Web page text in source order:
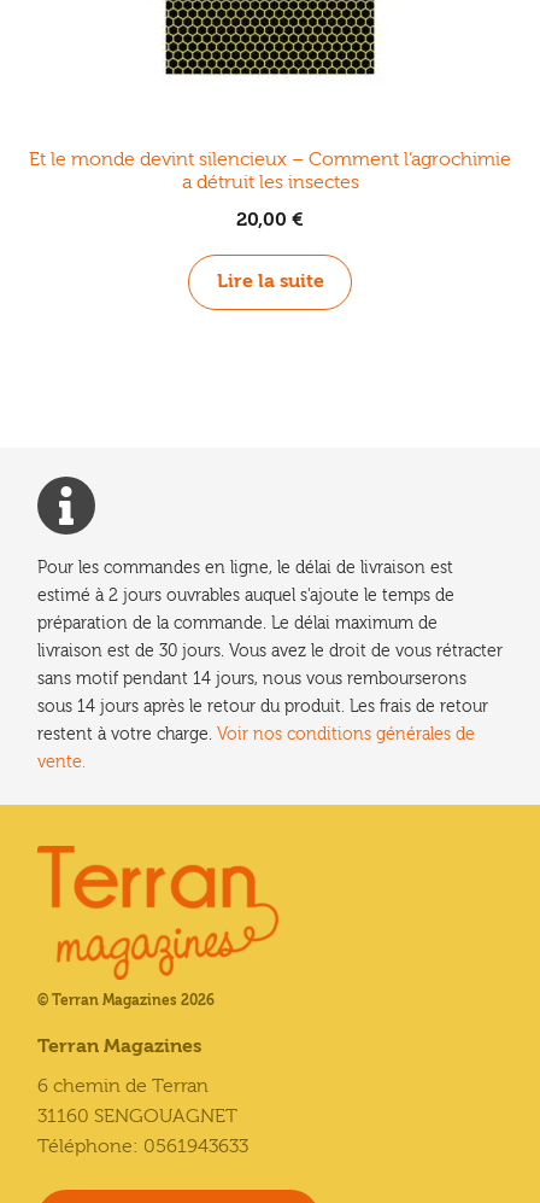
Et le monde devint silencieux – Comment l’agrochimie
a détruit les insectes
20,00 €
Lire la suite
Pour les commandes en ligne, le délai de livraison est
estimé à 2 jours ouvrables auquel s'ajoute le temps de
préparation de la commande. Le délai maximum de
livraison est de 30 jours. Vous avez le droit de vous rétracter
sans motif pendant 14 jours, nous vous rembourserons
sous 14 jours après le retour du produit. Les frais de retour
restent à votre charge. Voir nos conditions générales de
vente.
© Terran Magazines 2026
Terran Magazines
6 chemin de Terran
31160 SENGOUAGNET
Téléphone: 0561943633